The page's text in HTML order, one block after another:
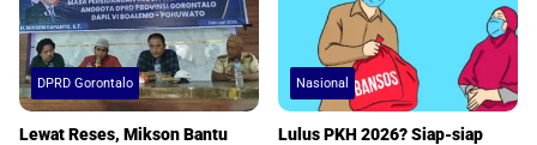
DPRD Gorontalo
Lewat Reses, Mikson Bantu
Nasional
Lulus PKH 2026? Siap-siap